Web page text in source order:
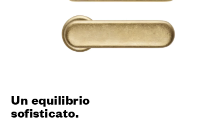
Un equilibrio
sofisticato.